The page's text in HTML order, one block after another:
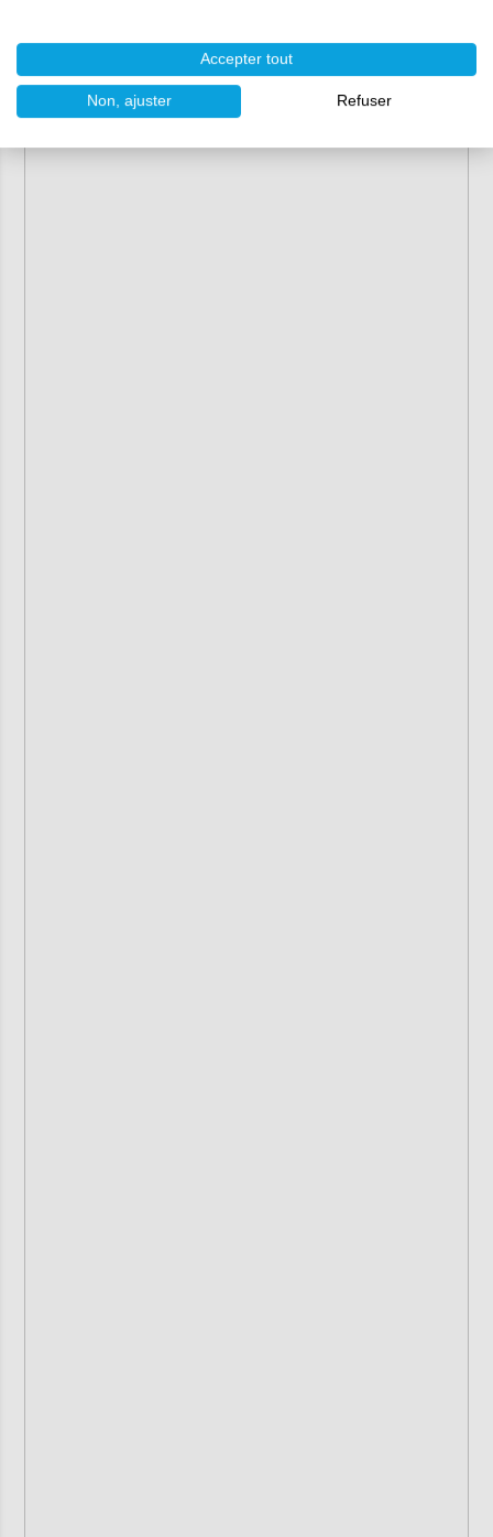
Accepter tout
Non, ajuster Refuser